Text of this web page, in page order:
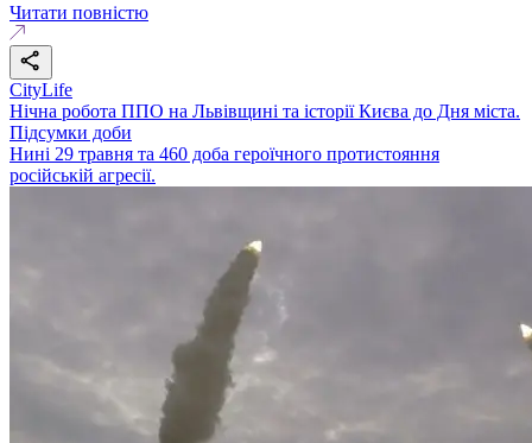
Читати повністю
CityLife
Нічна робота ППО на Львівщині та історії Києва до Дня міста.
Підсумки доби
Нині 29 травня та 460 доба героїчного протистояння
російській агресії.